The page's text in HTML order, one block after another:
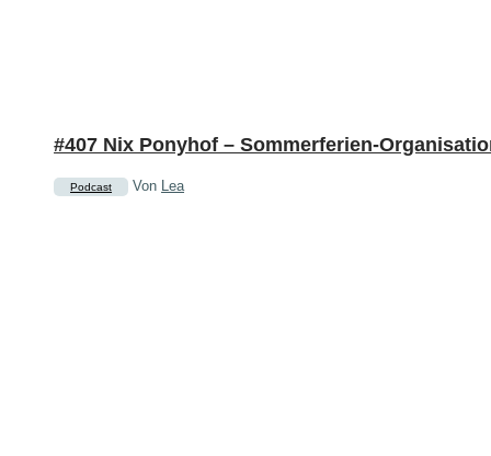
#407 Nix Ponyhof – Sommerferien-
Podcast Von Lea